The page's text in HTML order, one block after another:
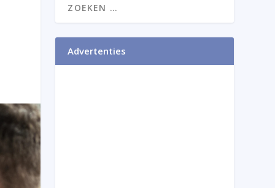
Advertenties